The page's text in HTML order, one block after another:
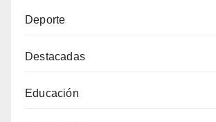
Deporte
Destacadas
Educación